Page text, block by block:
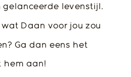
gelanceerde levenstijl.
Daan voor jou zou
Ga dan eens het
hem aan!